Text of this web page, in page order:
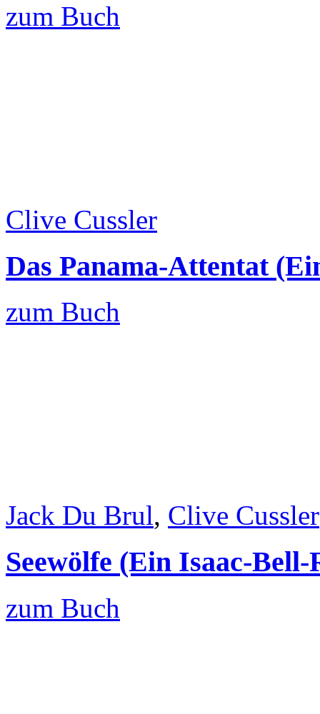
zum Buch
Clive Cussler
Das Panama-Attentat
zum Buch
Jack Du Brul, Clive Cussler
Seewölfe (Ein Isaac-Bell-
zum Buch